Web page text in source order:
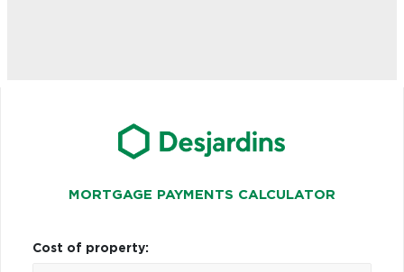
MORTGAGE PAYMENTS CALCULATOR
Cost of property: